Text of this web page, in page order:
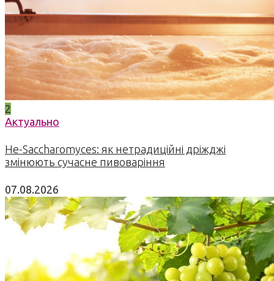
2
Актуально
Не-Saccharomyces: як нетрадиційні дріжджі
змінюють сучасне пивоваріння
07.08.2026